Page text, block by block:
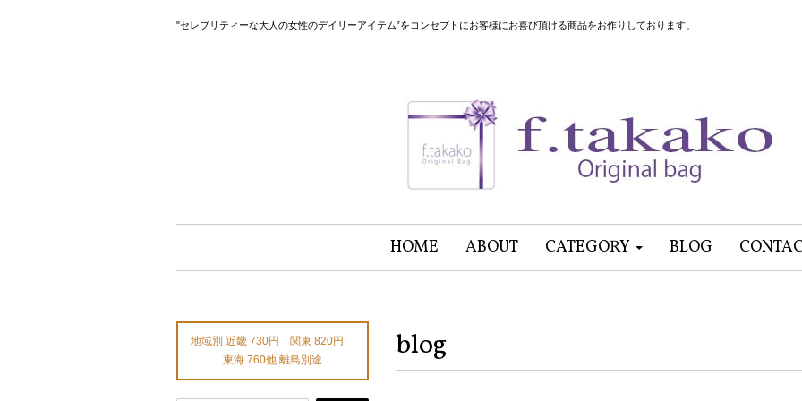
"セレブリティーな大人の女性のデイリーアイテム”をコンセプトにお客様にお喜び頂ける商品をお作りしております。
HOME ABOUT CATEGORY BLOG
blog
地域別 近畿 730円 関東 820円
東海 760他 離島別途